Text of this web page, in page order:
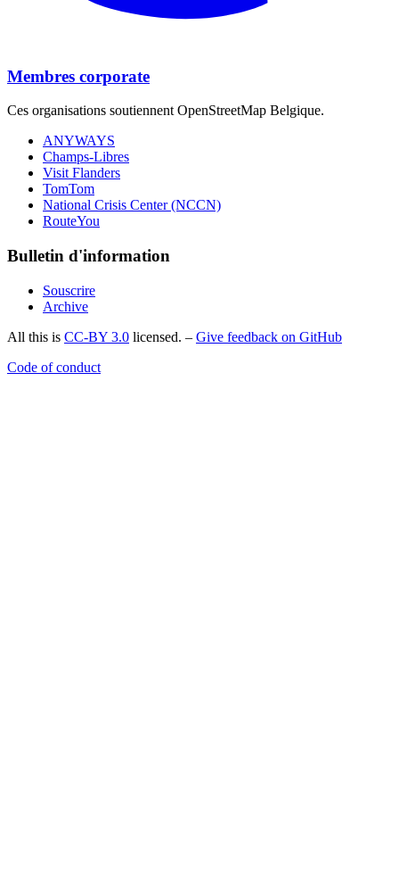
Membres corporate
Ces organisations soutiennent OpenStreetMap Belgique.
ANYWAYS
Champs-Libres
Visit Flanders
TomTom
National Crisis Center (NCCN)
RouteYou
Bulletin d'information
Souscrire
Archive
All this is CC-BY 3.0 licensed. – Give feedback on GitHub
Code of conduct